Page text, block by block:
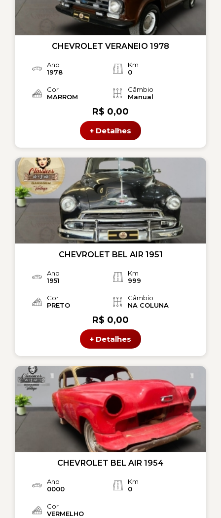
CHEVROLET VERANEIO 1978
Ano
1978
Km
0
Cor
MARROM
Câmbio
Manual
R$ 0,00
+ Detalhes
CHEVROLET BEL AIR 1951
Ano
1951
Km
999
Cor
PRETO
Câmbio
NA COLUNA
R$ 0,00
+ Detalhes
CHEVROLET BEL AIR 1954
Ano
0000
Km
0
Cor
VERMELHO